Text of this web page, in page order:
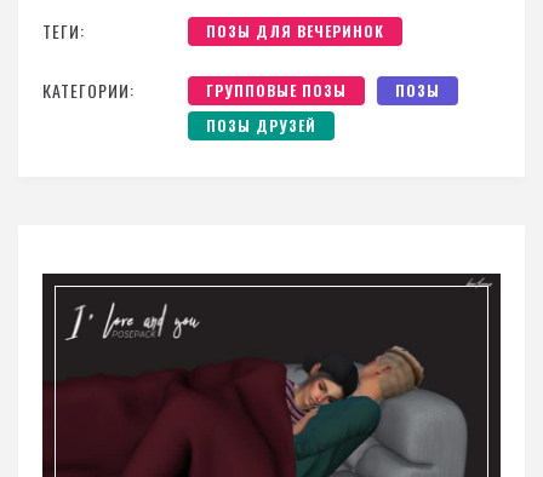
ТЕГИ: ПОЗЫ ДЛЯ ВЕЧЕРИНОК
КАТЕГОРИИ: ГРУППОВЫЕ ПОЗЫ
ПОЗЫ
ПОЗЫ ДРУЗЕЙ